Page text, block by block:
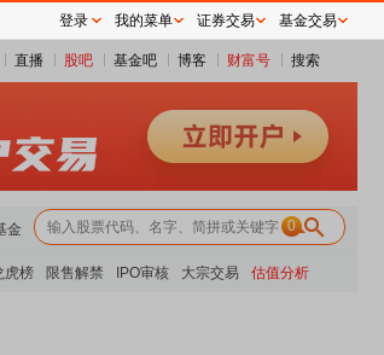
直播 股吧 基金吧 博客 财富号 搜索
金 0
虎榜 限售解禁 IPO审核 大宗交易 估值分析
登录 我的菜单 证券交易 基金交易